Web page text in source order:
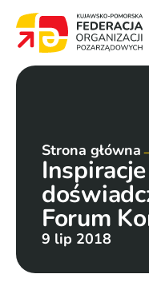
Projekty
Członkowie
English summary
Kontakt
Federacja
Strona główna
Forum
9 lip 2018